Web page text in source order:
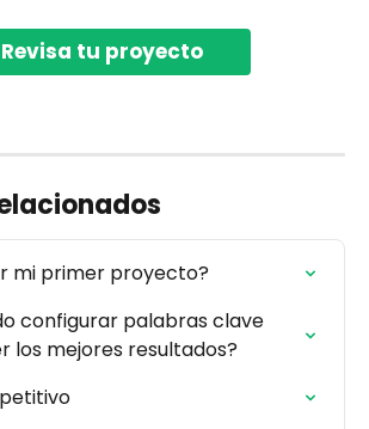
Revisa tu proyecto
mi primer proyecto?
configurar palabras clave
los mejores resultados?